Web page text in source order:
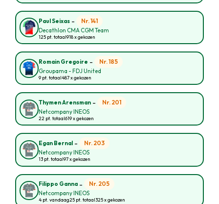
Paul Seixas - Nr. 141
Decathlon CMA CGM Team
125 pt. totaal918 x gekozen
Romain Gregoire - Nr. 185
Groupama - FDJ United
9 pt. totaal487 x gekozen
Thymen Arensman - Nr. 201
Netcompany INEOS
22 pt. totaal619 x gekozen
Egan Bernal - Nr. 203
Netcompany INEOS
13 pt. totaal97 x gekozen
Filippo Ganna - Nr. 205
Netcompany INEOS
4 pt. vandaag25 pt. totaal325 x gekozen